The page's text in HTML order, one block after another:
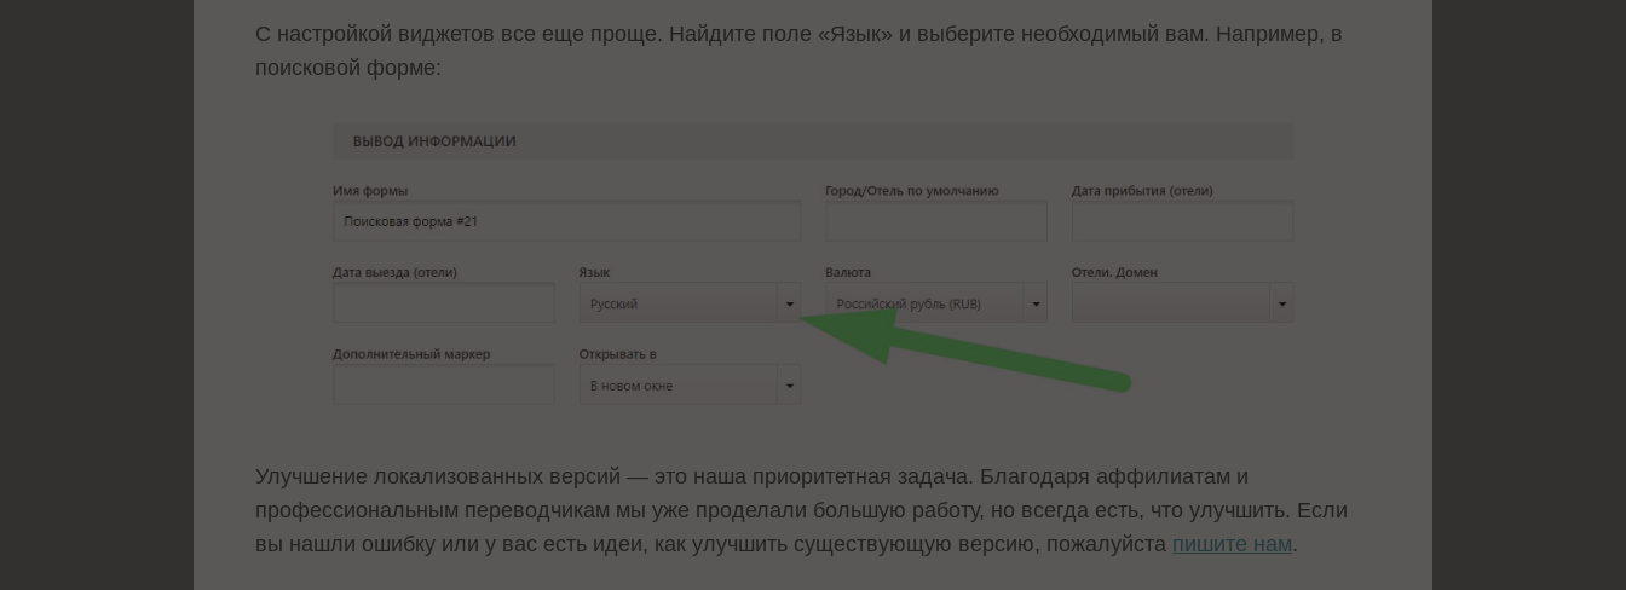
С настройкой виджетов все еще проще. Найдите поле «Язык» и выберите необходимый вам. Например, в
поисковой форме:
Улучшение локализованных версий — это наша приоритетная задача. Благодаря аффилиатам и
профессиональным переводчикам мы уже проделали большую работу, но всегда есть, что улучшить. Если
вы нашли ошибку или у вас есть идеи, как улучшить существующую версию, пожалуйста пишите нам.